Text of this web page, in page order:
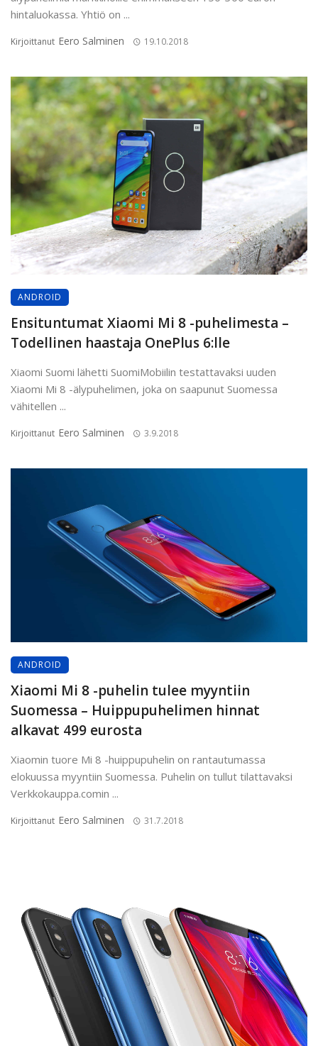
hintaluokassa. Yhtiö on ...
Kirjoittanut Eero Salminen 19.10.2018
ANDROID
Ensituntumat Xiaomi Mi 8 -puhelimesta –
Todellinen haastaja OnePlus 6:lle
Xiaomi Suomi lähetti SuomiMobiilin testattavaksi uuden
Xiaomi Mi 8 -älypuhelimen, joka on saapunut Suomessa
vähitellen ...
Kirjoittanut Eero Salminen 3.9.2018
ANDROID
Xiaomi Mi 8 -puhelin tulee myyntiin
Suomessa – Huippupuhelimen hinnat
alkavat 499 eurosta
Xiaomin tuore Mi 8 -huippupuhelin on rantautumassa
elokuussa myyntiin Suomessa. Puhelin on tullut tilattavaksi
Verkkokauppa.comin ...
Kirjoittanut Eero Salminen 31.7.2018